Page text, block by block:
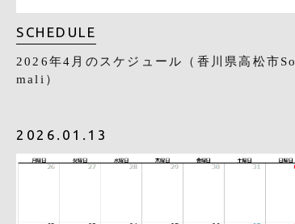
SCHEDULE
2026年4月のスケジュール（香川県高松市So
mali）
2026.01.13